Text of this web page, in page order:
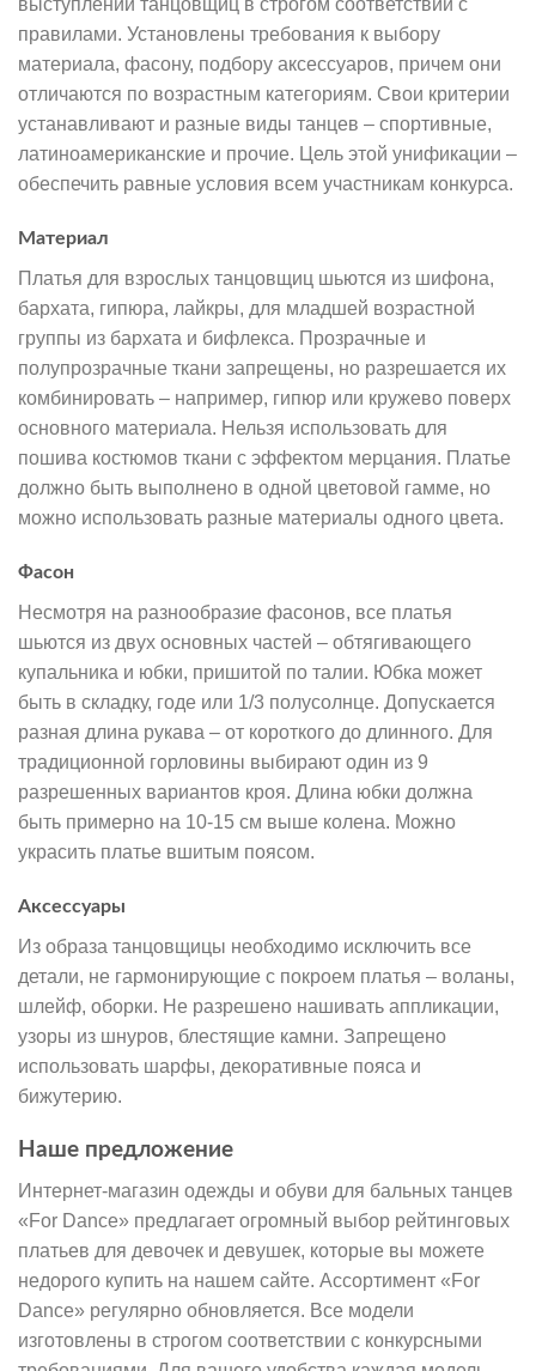
выступлений танцовщиц в строгом соответствии с
правилами. Установлены требования к выбору
материала, фасону, подбору аксессуаров, причем они
отличаются по возрастным категориям. Свои критерии
устанавливают и разные виды танцев – спортивные,
латиноамериканские и прочие. Цель этой унификации –
обеспечить равные условия всем участникам конкурса.
Материал
Платья для взрослых танцовщиц шьются из шифона,
бархата, гипюра, лайкры, для младшей возрастной
группы из бархата и бифлекса. Прозрачные и
полупрозрачные ткани запрещены, но разрешается их
комбинировать – например, гипюр или кружево поверх
основного материала. Нельзя использовать для
пошива костюмов ткани с эффектом мерцания. Платье
должно быть выполнено в одной цветовой гамме, но
можно использовать разные материалы одного цвета.
Фасон
Несмотря на разнообразие фасонов, все платья
шьются из двух основных частей – обтягивающего
купальника и юбки, пришитой по талии. Юбка может
быть в складку, годе или 1/3 полусолнце. Допускается
разная длина рукава – от короткого до длинного. Для
традиционной горловины выбирают один из 9
разрешенных вариантов кроя. Длина юбки должна
быть примерно на 10-15 см выше колена. Можно
украсить платье вшитым поясом.
Аксессуары
Из образа танцовщицы необходимо исключить все
детали, не гармонирующие с покроем платья – воланы,
шлейф, оборки. Не разрешено нашивать аппликации,
узоры из шнуров, блестящие камни. Запрещено
использовать шарфы, декоративные пояса и
бижутерию.
Наше предложение
Интернет-магазин одежды и обуви для бальных танцев
«For Dance» предлагает огромный выбор рейтинговых
платьев для девочек и девушек, которые вы можете
недорого купить на нашем сайте. Ассортимент «For
Dance» регулярно обновляется. Все модели
изготовлены в строгом соответствии с конкурсными